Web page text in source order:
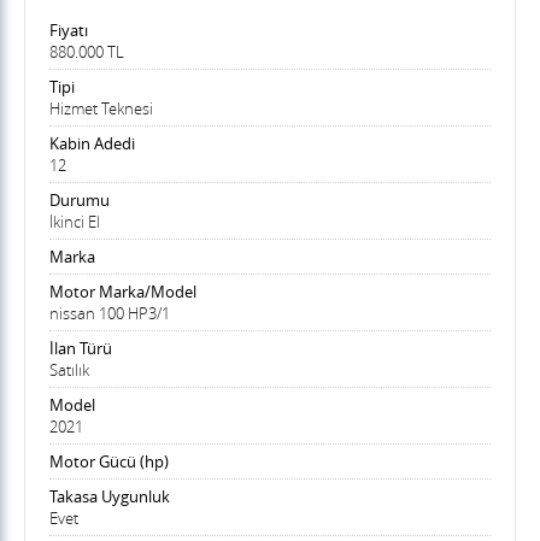
Fiyatı
880.000 TL
Tipi
Hizmet Teknesi
Kabin Adedi
12
Durumu
İkinci El
Marka
Motor Marka/Model
nissan 100 HP3/1
İlan Türü
Satılık
Model
2021
Motor Gücü (hp)
Takasa Uygunluk
Evet